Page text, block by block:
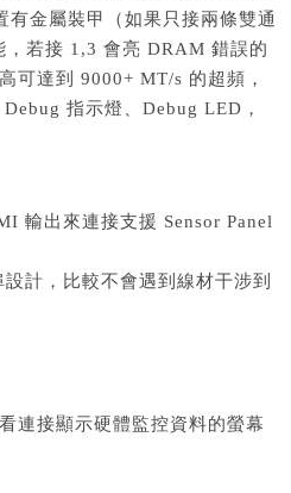
金屬裝甲（如果只接兩條雙通
若接 1,3 會亮 DRAM 錯誤的
可達到 9000+ MT/s 的超頻，
指示燈、Debug LED，
輸出來連接支援 Sensor Panel
計，比較不會遇到線材干涉到
連接顯示硬體監控資料的螢幕